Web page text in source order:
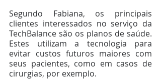
Segundo Fabiana, os principais
clientes interessados no serviço da
TechBalance são os planos de saúde.
Estes utilizam a tecnologia para
evitar custos futuros maiores com
seus pacientes, como em casos de
cirurgias, por exemplo.